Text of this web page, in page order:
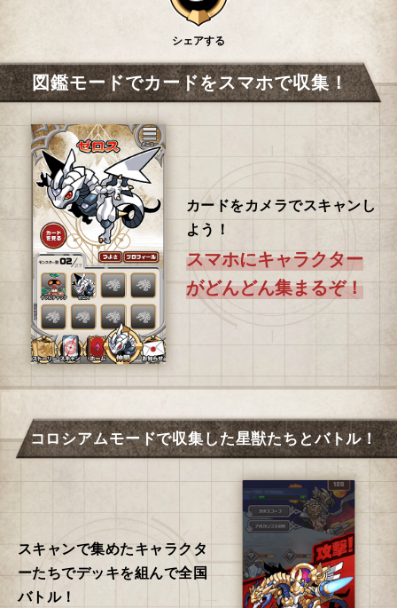
シェアする
図鑑モードでカードをスマホで収集！
カードをカメラでスキャンし
よう！
スマホにキャラクター
がどんどん集まるぞ！
コロシアムモードで収集した星獣たちとバトル！
スキャンで集めたキャラクタ
ーたちでデッキを組んで全国
バトル！